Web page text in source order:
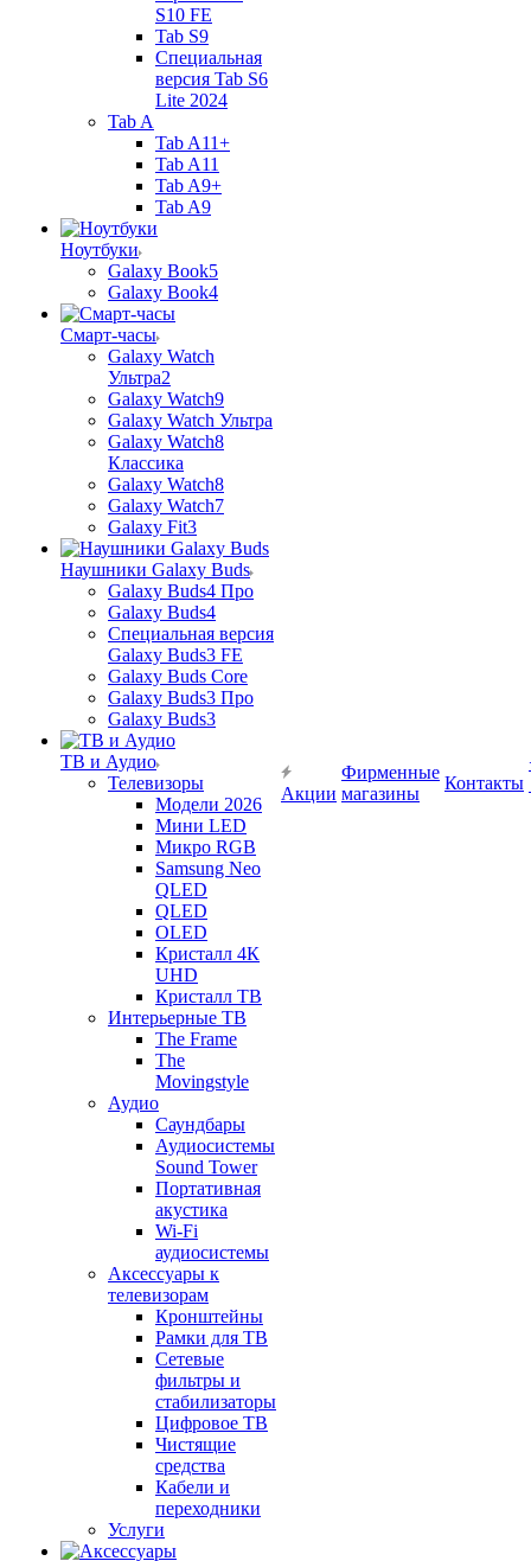
S10 FE
Tab S9
Специальная
версия Tab S6
Lite 2024
Tab A
Tab A11+
Tab A11
Tab A9+
Tab A9
Ноутбуки
Galaxy Book5
Galaxy Book4
Смарт-часы
Galaxy Watch
Ультра2
Galaxy Watch9
Galaxy Watch Ультра
Galaxy Watch8
Классика
Galaxy Watch8
Galaxy Watch7
Galaxy Fit3
Наушники Galaxy Buds
Galaxy Buds4 Про
Galaxy Buds4
Специальная версия
Galaxy Buds3 FE
Galaxy Buds Core
Galaxy Buds3 Про
Galaxy Buds3
ТВ и Аудио
Телевизоры
Модели 2026
Мини LED
Микро RGB
Samsung Neo
QLED
QLED
OLED
Кристалл 4К
UHD
Кристалл ТВ
Интерьерные ТВ
The Frame
The
Movingstyle
Аудио
Саундбары
Аудиосистемы
Sound Tower
Портативная
акустика
Wi-Fi
аудиосистемы
Аксессуары к
телевизорам
Кронштейны
Рамки для ТВ
Сетевые
фильтры и
стабилизаторы
Цифровое ТВ
Чистящие
средства
Кабели и
переходники
Услуги
Акции
Фирменные
магазины
Контакты